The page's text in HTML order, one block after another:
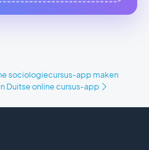
sociologiecursus-app maken
Duitse online cursus-app